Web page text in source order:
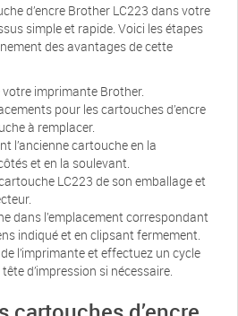
d’encre Brother LC223 dans votre
simple et rapide. Voici les étapes
des avantages de cette
imprimante Brother.
pour les cartouches d’encre
à remplacer.
l’ancienne cartouche en la
et en la soulevant.
LC223 de son emballage et
dans l’emplacement correspondant
indiqué et en clipsant fermement.
l’imprimante et effectuez un cycle
d’impression si nécessaire.